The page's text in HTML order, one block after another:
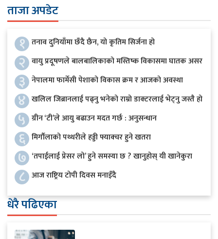
ताजा अपडेट
१ तनाव दुनियाँमा छँदै छैन, यो कृतिम सिर्जना हो
२ वायु प्रदूषणले बालबालिकाको मस्तिष्क विकासमा घातक असर
३ नेपालमा फार्मेसी पेशाको विकास क्रम र आजको अवस्था
४ खलिल जिब्रानलाई पढ्नु भनेको राम्रो डाक्टरलाई भेट्नु जस्तै हो
५ ग्रीन ‘टी’ले आयु बढाउन मदत गर्छ : अनुसन्धान
६ मिर्गौलाको पथ्थरीले हड्डी फ्याक्चर हुने खतरा
७ ‘तपाईलाई प्रेसर लो’ हुने समस्या छ ? खानुहोस् यी खानेकुरा
८ आज राष्ट्रिय टोपी दिवस मनाइँदै
धेरै पढिएका